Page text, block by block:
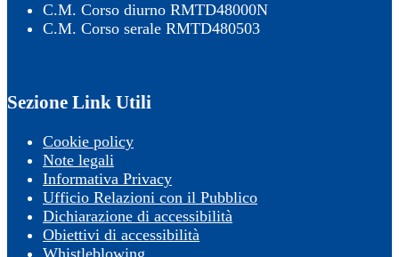
C.M. Corso diurno RMTD48000N
C.M. Corso serale RMTD480503
Sezione Link Utili
Cookie policy
Note legali
Informativa Privacy
Ufficio Relazioni con il Pubblico
Dichiarazione di accessibilità
Obiettivi di accessibilità